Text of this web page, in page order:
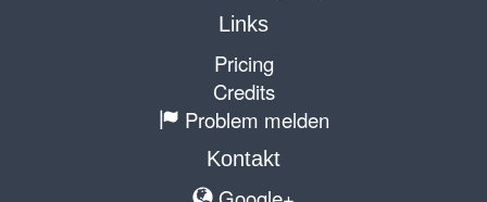
Links
Pricing
Credits
Problem melden
Kontakt